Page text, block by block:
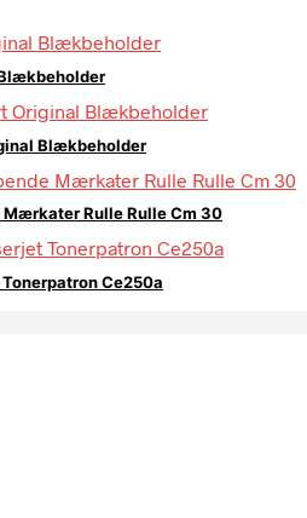
Blækbeholder
Rulle Rulle Cm 30
Ce250a